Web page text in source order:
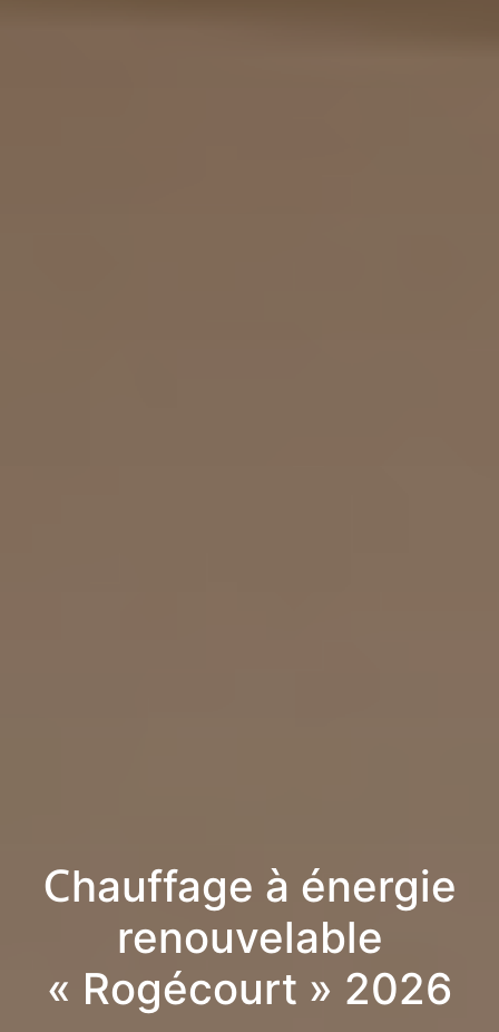
Chauffage à énergie
renouvelable
« Rogécourt » 2026